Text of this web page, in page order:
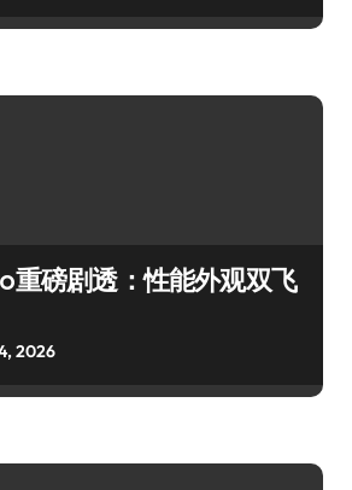
重磅剧透：性能外观双飞
2026